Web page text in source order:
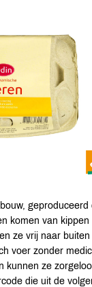
komen van
ze vrij naar
voer zonder
kunnen ze
die uit de